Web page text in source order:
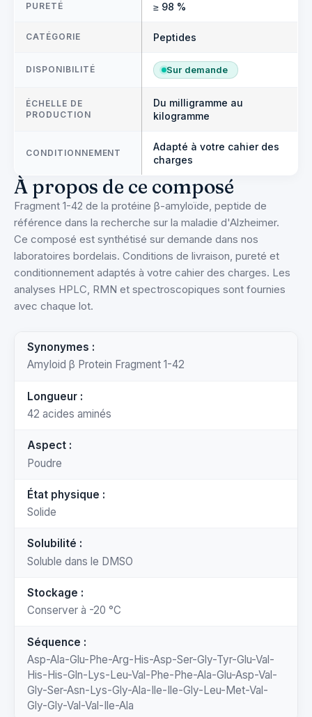
PURETÉ ≥ 98 %
CATÉGORIE Peptides
DISPONIBILITÉ Sur demande
ÉCHELLE DE
PRODUCTION
Du milligramme au
kilogramme
CONDITIONNEMENT
Adapté à votre cahier des
charges
À propos de ce composé
Fragment 1-42 de la protéine β-amyloïde, peptide de
référence dans la recherche sur la maladie d'Alzheimer.
Ce composé est synthétisé sur demande dans nos
laboratoires bordelais. Conditions de livraison, pureté et
conditionnement adaptés à votre cahier des charges. Les
analyses HPLC, RMN et spectroscopiques sont fournies
avec chaque lot.
Synonymes :
Amyloid β Protein Fragment 1-42
Longueur :
42 acides aminés
Aspect :
Poudre
État physique :
Solide
Solubilité :
Soluble dans le DMSO
Stockage :
Conserver à -20 °C
Séquence :
Asp-Ala-Glu-Phe-Arg-His-Asp-Ser-Gly-Tyr-Glu-Val-
His-His-Gln-Lys-Leu-Val-Phe-Phe-Ala-Glu-Asp-Val-
Gly-Ser-Asn-Lys-Gly-Ala-Ile-Ile-Gly-Leu-Met-Val-
Gly-Gly-Val-Val-Ile-Ala